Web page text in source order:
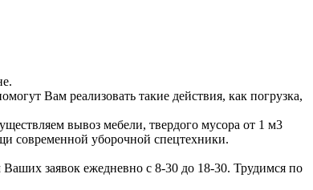
Вам реализовать такие действия, как погрузка,
вывоз мебели, твердого мусора от 1 м3
современной уборочной спецтехники.
заявок ежедневно с 8-30 до 18-30. Трудимся по